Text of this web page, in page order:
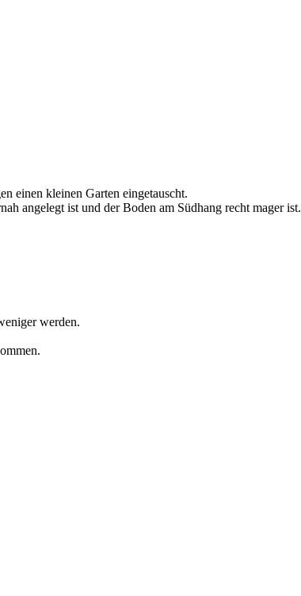
einen kleinen Garten eingetauscht.
angelegt ist und der Boden am Südhang recht mager ist.
werden.